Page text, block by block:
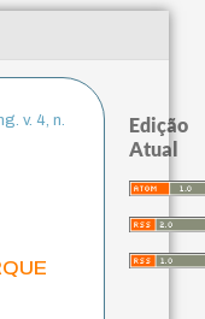
v. 4, n.
Edição
Atual